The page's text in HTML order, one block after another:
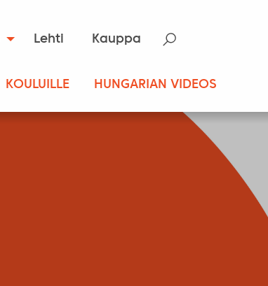
Lehti Kauppa
KOULUILLE HUNGARIAN VIDEOS